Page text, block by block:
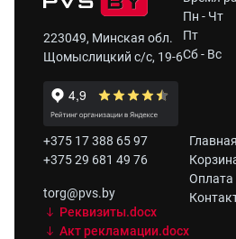
223049, Минская обл.
Щомыслицкий с/с, 19-6
Пн - Чт
Пт
Сб - Вс
+375 17 388 65 97
+375 29 681 49 76
torg@pvs.by
Реквизиты.docx
Акт рекламации.docx
Главная
Оплата